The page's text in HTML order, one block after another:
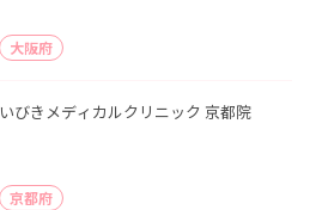
大阪府
いびきメディカルクリニック 京都院
京都府